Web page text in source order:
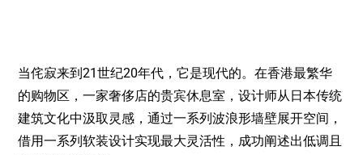
当侘寂来到21世纪20年代，它是现代的。在香港最繁华
的购物区，一家奢侈店的贵宾休息室，设计师从日本传统
建筑文化中汲取灵感，通过一系列波浪形墙壁展开空间，
借用一系列软装设计实现最大灵活性，成功阐述出低调且